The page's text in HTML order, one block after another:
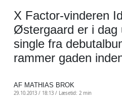
X Factor-vinderen
Østergaard er i dag
single fra
rammer gaden
AF MATHIAS BROK
29.10.2013 / 18:13 / Læsetid: 2 min